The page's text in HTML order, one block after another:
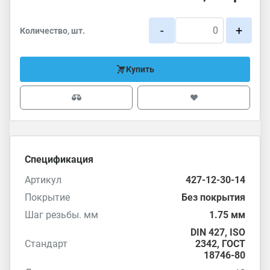
Количество, шт. - +
Купить
Спецификация
Артикул
427-12-30-14
Покрытие
Без покрытия
Шаг резьбы. мм
1.75 мм
Стандарт
DIN 427, ISO
2342, ГОСТ
18746-80